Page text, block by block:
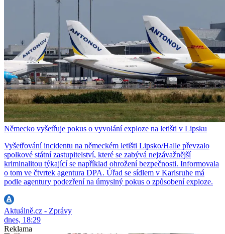
Německo vyšetřuje pokus o vyvolání exploze na letišti v Lipsku
Vyšetřování incidentu na německém letišti Lipsko/Halle převzalo
spolkové státní zastupitelství, které se zabývá nejzávažnější
kriminalitou týkající se například ohrožení bezpečnosti. Informovala
o tom ve čtvrtek agentura DPA. Úřad se sídlem v Karlsruhe má
podle agentury podezření na úmyslný pokus o způsobení exploze.
Aktuálně.cz - Zprávy
dnes, 18:29
Reklama